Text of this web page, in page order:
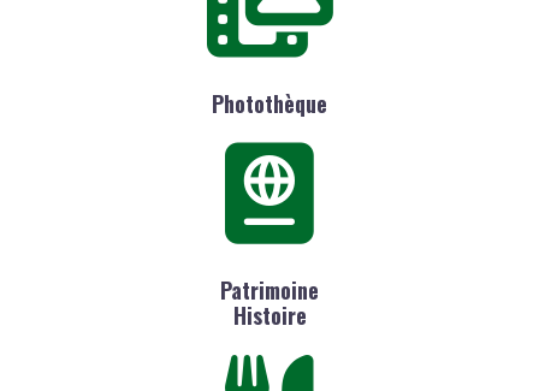
Photothèque
Patrimoine
Histoire